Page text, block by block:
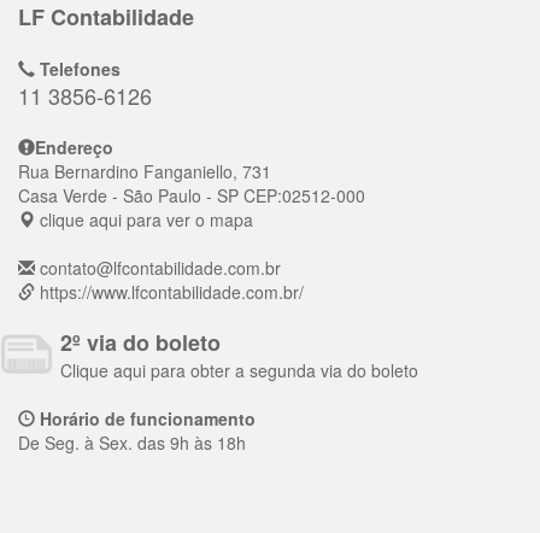
LF Contabilidade
Telefones
11 3856-6126
Endereço
Rua Bernardino Fanganiello, 731
Casa Verde - São Paulo - SP CEP:02512-000
clique aqui para ver o mapa
contato@lfcontabilidade.com.br
https://www.lfcontabilidade.com.br/
2º via do boleto
Clique aqui para obter a segunda via do boleto
Horário de funcionamento
De Seg. à Sex. das 9h às 18h